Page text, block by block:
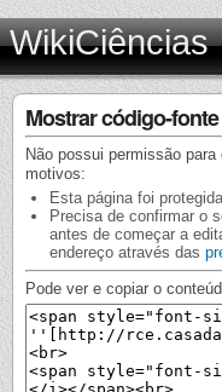
WikiCiências
Mostrar código-
Não possui permissão
motivos:
Esta página foi
Precisa de confirmar o
antes de começar a
endereço através das
Pode ver e copiar o